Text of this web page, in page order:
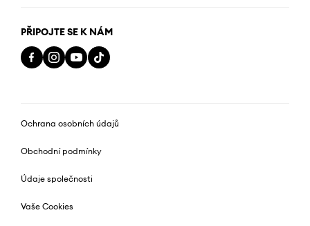
PŘIPOJTE SE K NÁM
Ochrana osobních údajů
Obchodní podmínky
Údaje společnosti
Vaše Cookies